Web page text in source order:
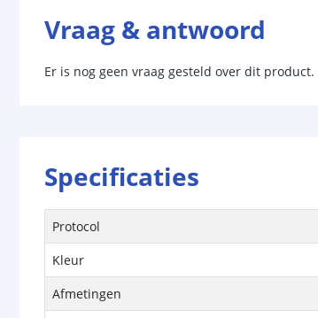
Vraag & antwoord
Er is nog geen vraag gesteld over dit product.
Specificaties
Protocol
Kleur
Afmetingen